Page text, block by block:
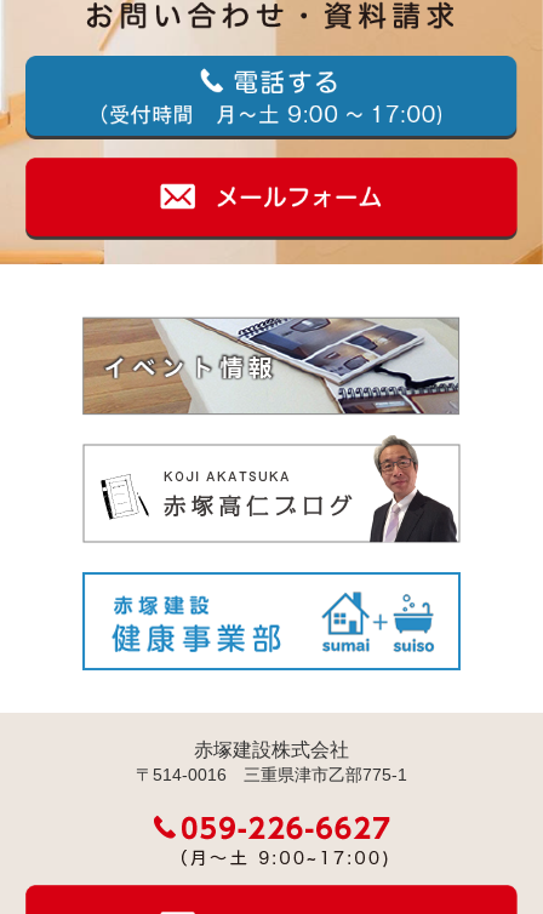
赤塚建設株式会社
〒514-0016 三重県津市乙部775-1